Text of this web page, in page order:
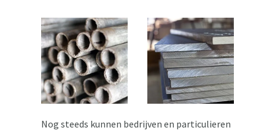
Nog steeds kunnen bedrijven en particulieren